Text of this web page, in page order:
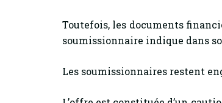
Toutefois, les documents
soumissionnaire indique dans
Les soumissionnaires restent